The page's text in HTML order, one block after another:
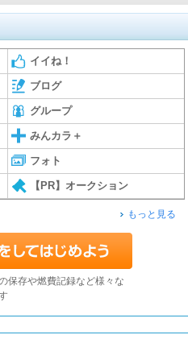
イイね！
ブログ
グループ
みんカラ＋
フォト
【PR】オークション
もっと見る
保存や燃費記録など様々な